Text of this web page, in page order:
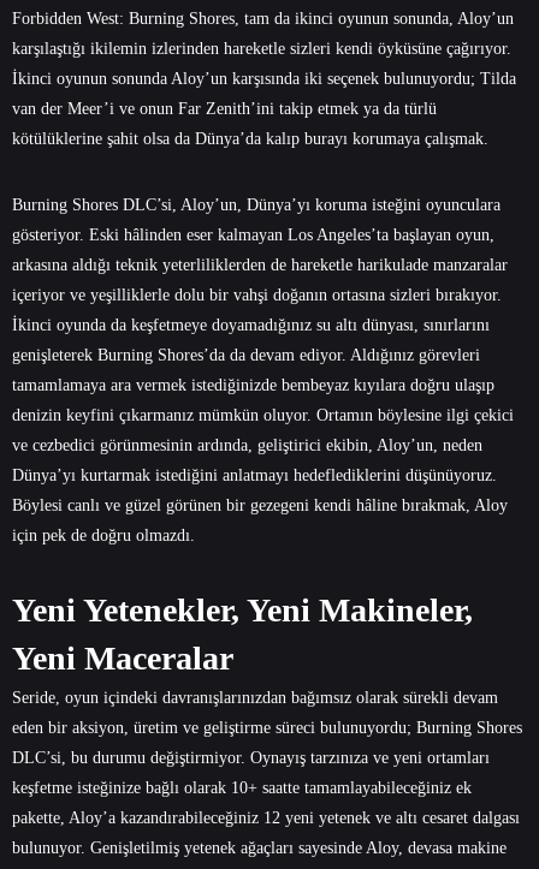
Forbidden West: Burning Shores, tam da ikinci oyunun sonunda, Aloy’un
karşılaştığı ikilemin izlerinden hareketle sizleri kendi öyküsüne çağırıyor.
İkinci oyunun sonunda Aloy’un karşısında iki seçenek bulunuyordu; Tilda
van der Meer’i ve onun Far Zenith’ini takip etmek ya da türlü
kötülüklerine şahit olsa da Dünya’da kalıp burayı korumaya çalışmak.
Burning Shores DLC’si, Aloy’un, Dünya’yı koruma isteğini oyunculara
gösteriyor. Eski hâlinden eser kalmayan Los Angeles’ta başlayan oyun,
arkasına aldığı teknik yeterliliklerden de hareketle harikulade manzaralar
içeriyor ve yeşilliklerle dolu bir vahşi doğanın ortasına sizleri bırakıyor.
İkinci oyunda da keşfetmeye doyamadığınız su altı dünyası, sınırlarını
genişleterek Burning Shores’da da devam ediyor. Aldığınız görevleri
tamamlamaya ara vermek istediğinizde bembeyaz kıyılara doğru ulaşıp
denizin keyfini çıkarmanız mümkün oluyor. Ortamın böylesine ilgi çekici
ve cezbedici görünmesinin ardında, geliştirici ekibin, Aloy’un, neden
Dünya’yı kurtarmak istediğini anlatmayı hedeflediklerini düşünüyoruz.
Böylesi canlı ve güzel görünen bir gezegeni kendi hâline bırakmak, Aloy
için pek de doğru olmazdı.
Yeni Yetenekler, Yeni Makineler,
Yeni Maceralar
Seride, oyun içindeki davranışlarınızdan bağımsız olarak sürekli devam
eden bir aksiyon, üretim ve geliştirme süreci bulunuyordu; Burning Shores
DLC’si, bu durumu değiştirmiyor. Oynayış tarzınıza ve yeni ortamları
keşfetme isteğinize bağlı olarak 10+ saatte tamamlayabileceğiniz ek
pakette, Aloy’a kazandırabileceğiniz 12 yeni yetenek ve altı cesaret dalgası
bulunuyor. Genişletilmiş yetenek ağaçları sayesinde Aloy, devasa makine